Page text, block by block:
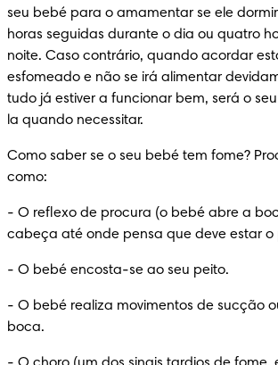
seu bebé para o amamentar se ele
horas seguidas durante o dia ou quatro
noite. Caso contrário, quando acordar
esfomeado e não se irá alimentar
tudo já estiver a funcionar bem, será o
la quando necessitar.
Como saber se o seu bebé tem fome?
como:
- O reflexo de procura (o bebé abre a
cabeça até onde pensa que deve estar o
- O bebé encosta-se ao seu peito.
- O bebé realiza movimentos de sucção
boca.